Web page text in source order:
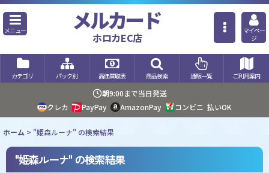
メニュー メルカード
ホロカEC店
マイペー
ジ
カテゴリ パック別 高価買取表 商品検索 通販一覧 ご利用案内
朝9:00まで当日発送
クレカ
PayPay AmazonPay コンビニ 払いOK
ホーム > "姫森ルーナ" の検索結果
"姫森ルーナ" の検索結果